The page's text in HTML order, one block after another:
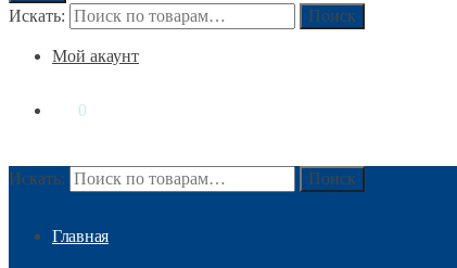
Искать:
Поиск
Мой акаунт
0
Искать: Поиск
Главная